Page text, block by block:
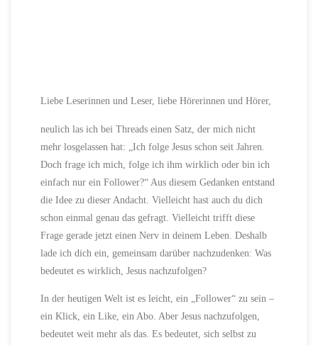
Liebe Leserinnen und Leser, liebe Hörerinnen und Hörer,
neulich las ich bei Threads einen Satz, der mich nicht
mehr losgelassen hat: „Ich folge Jesus schon seit Jahren.
Doch frage ich mich, folge ich ihm wirklich oder bin ich
einfach nur ein Follower?“ Aus diesem Gedanken entstand
die Idee zu dieser Andacht. Vielleicht hast auch du dich
schon einmal genau das gefragt. Vielleicht trifft diese
Frage gerade jetzt einen Nerv in deinem Leben. Deshalb
lade ich dich ein, gemeinsam darüber nachzudenken: Was
bedeutet es wirklich, Jesus nachzufolgen?
In der heutigen Welt ist es leicht, ein „Follower“ zu sein –
ein Klick, ein Like, ein Abo. Aber Jesus nachzufolgen,
bedeutet weit mehr als das. Es bedeutet, sich selbst zu